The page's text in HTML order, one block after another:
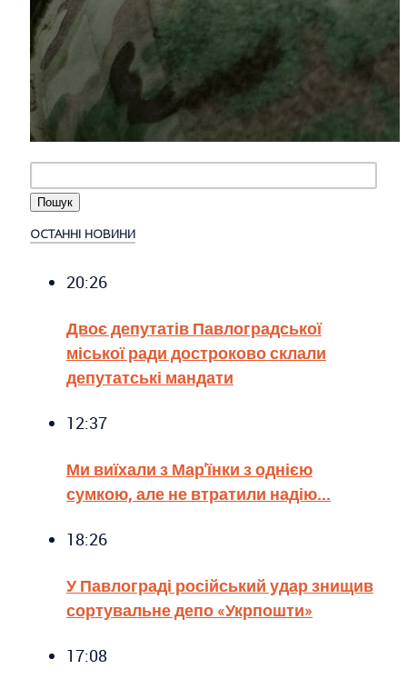
ОСТАННІ НОВИНИ
20:26
Двоє депутатів Павлоградської
міської ради достроково склали
депутатські мандати
12:37
Ми виїхали з Мар'їнки з однією
сумкою, але не втратили надію...
18:26
У Павлограді російський удар знищив
сортувальне депо «Укрпошти»
17:08